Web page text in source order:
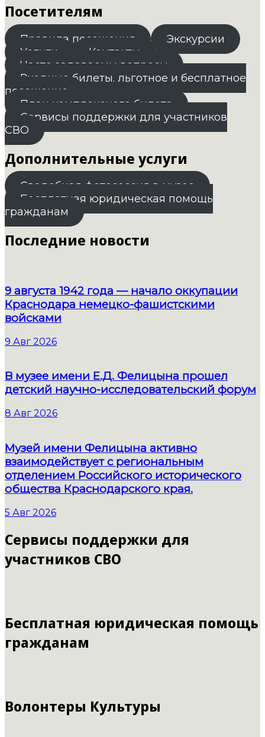
Посетителям
Правила посещения
Экскурсии
Услуги
Контакты
Часто задаваемы вопросы
Входные билеты. льготное и бесплатное
посещение
План комплексного билета
Сервисы поддержки для участников
СВО
Дополнительные услуги
Свадебная фотосессия в музее
Бесплатная юридическая помощь
гражданам
Последние новости
9 августа 1942 года — начало оккупации
Краснодара немецко-фашистскими
войсками
9 Авг 2026
В музее имени Е.Д. Фелицына прошел
детский научно-исследовательский форум
8 Авг 2026
Музей имени Фелицына активно
взаимодействует с региональным
отделением Российского исторического
общества Краснодарского края.
5 Авг 2026
Сервисы поддержки для
участников СВО
Бесплатная юридическая помощь
гражданам
Волонтеры Культуры